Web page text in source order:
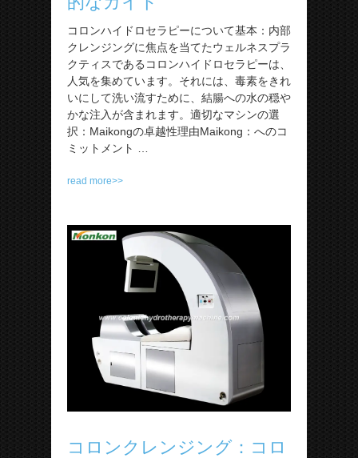
コロンハイドロセラピーについて基本：内部
クレンジングに焦点を当てたウェルネスプラ
クティスであるコロンハイドロセラピーは、
人気を集めています。それには、毒素をきれ
いにして洗い流すために、結腸への水の穏や
かな注入が含まれます。適切なマシンの選
択：Maikongの卓越性理由Maikong：へのコ
ミットメント …
read more>>
コロンクレンジング：コロ